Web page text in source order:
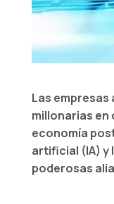
Las
millonarias en
economía
artificial (IA) y
poderosas